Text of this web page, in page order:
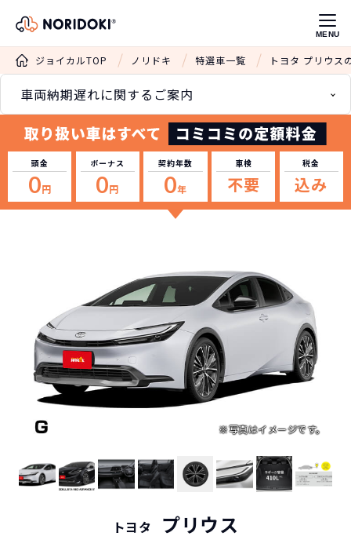
MENU
ジョイカルTOP ノリドキ 特選車一覧 トヨタ プリウス
車両納期遅れに関するご案内
頭金
0円
ボーナス
0円
契約年数
0年
車検
不要
税金
込み
トヨタ プリウス